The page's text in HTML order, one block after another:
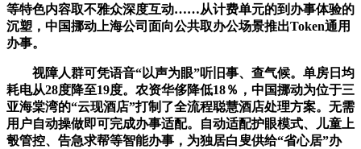
等特色内容取不雅众深度互动……从计费单元的到办事体验的
沉塑，中国挪动上海公司面向公共取办公场景推出Token通用
办事。
视障人群可凭语音“以声为眼”听旧事、查气候。单房日均
耗电从28度降至19度。农资华侈降低18％，中国挪动为位于三
亚海棠湾的“云现酒店”打制了全流程聪慧酒店处理方案。无需
用户自动操做即可完成办事适配。自动适配护眼模式、儿童上
彀管控、告急求帮等智能办事，为独居白叟供给“省心居”办